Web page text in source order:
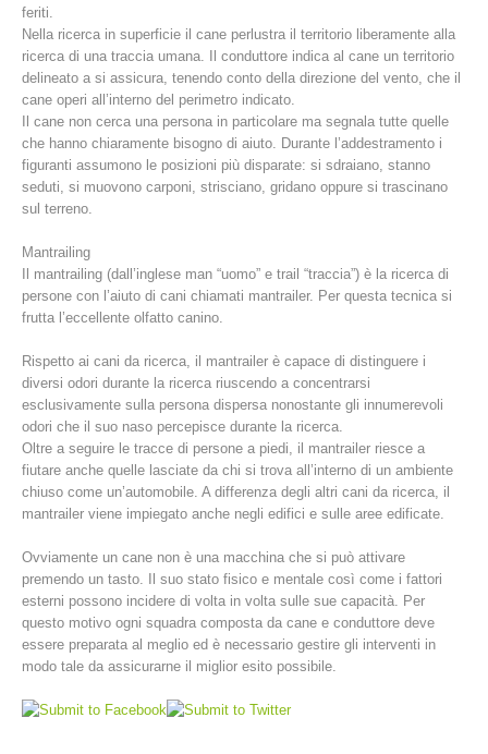
Richiesta di soccorso
feriti.
Nella ricerca in superficie il cane perlustra il territorio liberamente alla
ricerca di una traccia umana. Il conduttore indica al cane un territorio
delineato a si assicura, tenendo conto della direzione del vento, che il
cane operi all’interno del perimetro indicato.
Il cane non cerca una persona in particolare ma segnala tutte quelle
che hanno chiaramente bisogno di aiuto. Durante l’addestramento i
figuranti assumono le posizioni più disparate: si sdraiano, stanno
seduti, si muovono carponi, strisciano, gridano oppure si trascinano
sul terreno.
Mantrailing
Il mantrailing (dall’inglese man “uomo” e trail “traccia”) è la ricerca di
persone con l’aiuto di cani chiamati mantrailer. Per questa tecnica si
frutta l’eccellente olfatto canino.
Rispetto ai cani da ricerca, il mantrailer è capace di distinguere i
diversi odori durante la ricerca riuscendo a concentrarsi
esclusivamente sulla persona dispersa nonostante gli innumerevoli
odori che il suo naso percepisce durante la ricerca.
Oltre a seguire le tracce di persone a piedi, il mantrailer riesce a
fiutare anche quelle lasciate da chi si trova all’interno di un ambiente
chiuso come un’automobile. A differenza degli altri cani da ricerca, il
mantrailer viene impiegato anche negli edifici e sulle aree edificate.
Ovviamente un cane non è una macchina che si può attivare
premendo un tasto. Il suo stato fisico e mentale così come i fattori
esterni possono incidere di volta in volta sulle sue capacità. Per
questo motivo ogni squadra composta da cane e conduttore deve
essere preparata al meglio ed è necessario gestire gli interventi in
modo tale da assicurarne il miglior esito possibile.